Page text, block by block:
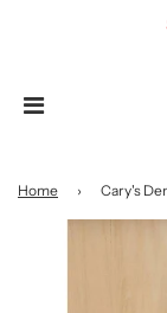
Home › Cary's